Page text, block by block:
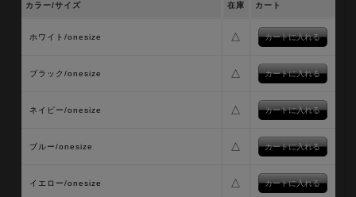
カラー/サイズ 在庫 カート
ホワイト/onesize △
ブラック/onesize △
ネイビー/onesize △
ブルー/onesize △
イエロー/onesize △